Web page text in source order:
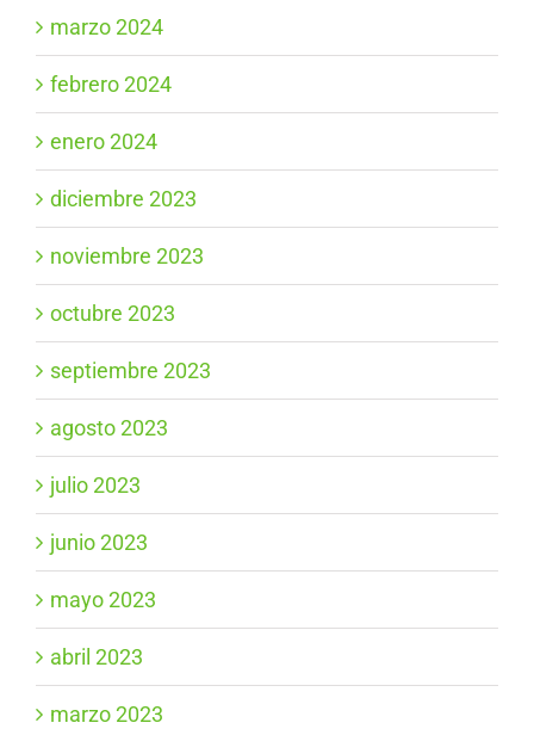
marzo 2024
febrero 2024
enero 2024
diciembre 2023
noviembre 2023
octubre 2023
septiembre 2023
agosto 2023
julio 2023
junio 2023
mayo 2023
abril 2023
marzo 2023